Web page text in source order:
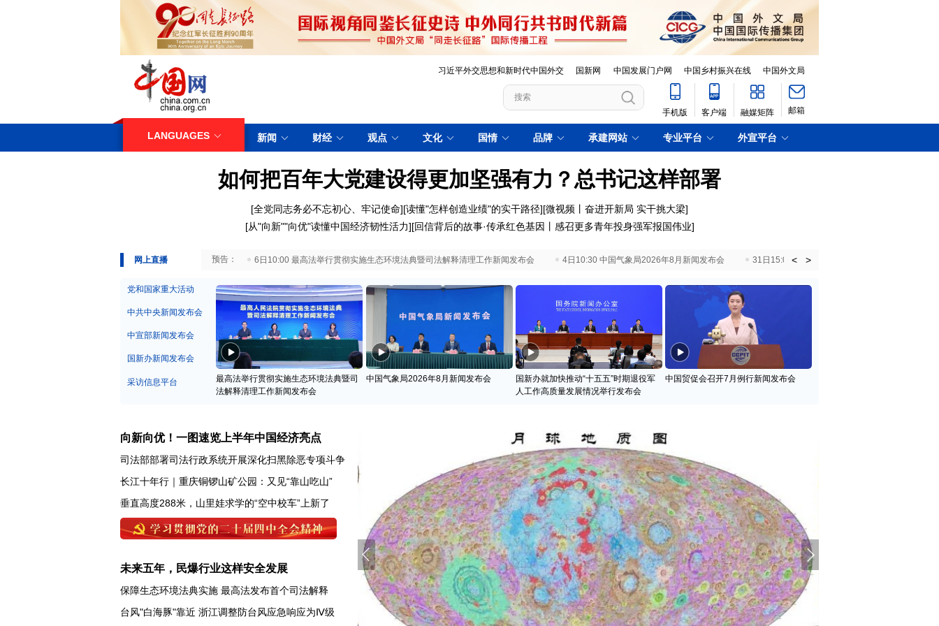
习近平外交思想和新时代中国外交 国新网 中国发展门户网 中国乡村振兴在线 中国外文局
手机版 客户端 融媒矩阵 邮箱
LANGUAGES 新闻 财经 观点 文化 国情 品牌 承建网站 专业平台 外宣平台
如何把百年大党建设得更加坚强有力？总书记这样部署
[全党同志务必不忘初心、牢记使命][读懂"怎样创造业绩"的实干路径][微视频丨奋进开新局 实干挑大梁]
[从"向新""向优"读懂中国经济韧性活力][回信背后的故事·传承红色基因丨感召更多青年投身强军报国伟业]
网上直播
29日10:00 国务院台湾事务办公室7月29日举行新闻发布会 6日10:00 最高法举行贯彻实施生态环境法典暨司法解释清理工作新闻发布会 4日10:30 中国气象局2026年8月新闻发布会 31日15:00 国新办就加快推动“十五五”时期退役
< >
党和国家重大活动
中共中央新闻发布会
中宣部新闻发布会
国新办新闻发布会
采访信息平台
最高法举行贯彻实施生态环境法典暨司
法解释清理工作新闻发布会
中国气象局2026年8月新闻发布会
国新办就加快推动“十五五”时期退役军
人工作高质量发展情况举行发布会
中国贸促会召开7月例行新闻发布会
向新向优！一图速览上半年中国经济亮点
司法部部署司法行政系统开展深化扫黑除恶专项斗争
长江十年行｜重庆铜锣山矿公园：又见“靠山吃山”
垂直高度288米，山里娃求学的“空中校车”上新了
未来五年，民爆行业这样安全发展
保障生态环境法典实施 最高法发布首个司法解释
台风"白海豚"靠近 浙江调整防台风应急响应为Ⅳ级